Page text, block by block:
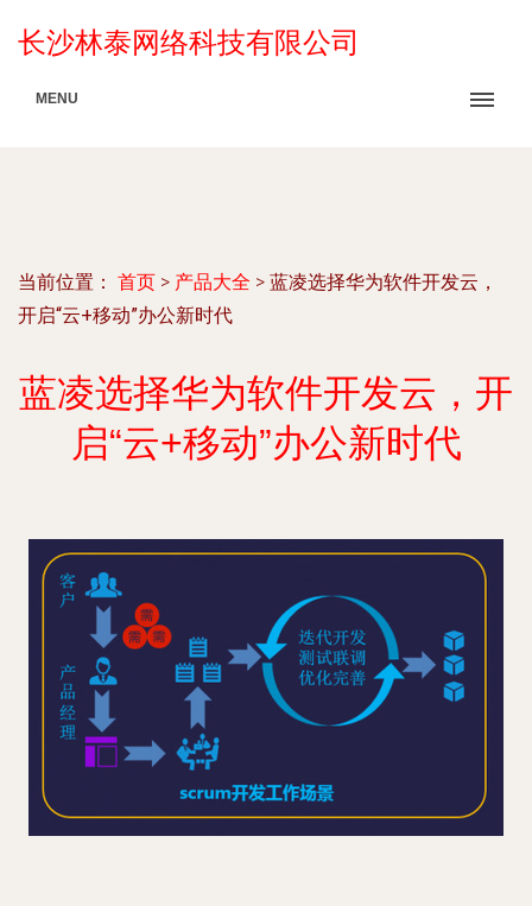
长沙林泰网络科技有限公司
MENU
当前位置： 首页 > 产品大全 > 蓝凌选择华为软件开发云，
开启“云+移动”办公新时代
蓝凌选择华为软件开发云，开
启“云+移动”办公新时代